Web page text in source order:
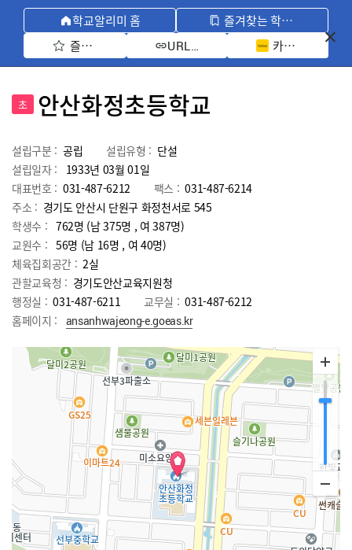
학교알리미 홈
즐겨찾는 학교 모아보기
즐겨찾기 선택
URL 복사 카카오톡 공유
초 안산화정초등학교
설립구분 : 공립 설립유형 : 단설
설립일자 :
1933년 03월 01일
대표번호 : 031-487-6212 팩스 : 031-487-6214
주소 : 경기도 안산시 단원구 화정천서로 545
학생수 : 762명 (남 375명 , 여 387명)
교원수 : 56명 (남 16명 , 여 40명)
체육집회공간 : 2실
관할교육청 : 경기도안산교육지원청
행정실 : 031-487-6211 교무실 : 031-487-6212
홈페이지 :
ansanhwajeong-e.goeas.kr